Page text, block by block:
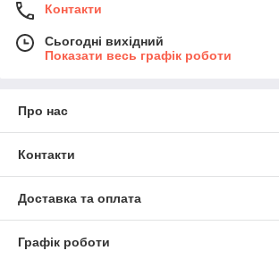
Контакти
Сьогодні вихідний
Показати весь графік роботи
Про нас
Контакти
Доставка та оплата
Графік роботи